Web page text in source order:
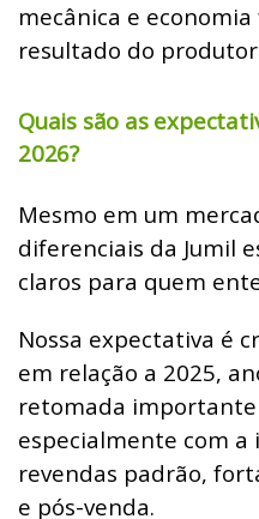
mecânica e
resultado do
Quais são as
2026?
Mesmo em um
diferenciais da Jumil
claros para quem
Nossa expectativa é
em relação a 2025,
retomada importante
especialmente com a
revendas padrão,
e pós-venda.